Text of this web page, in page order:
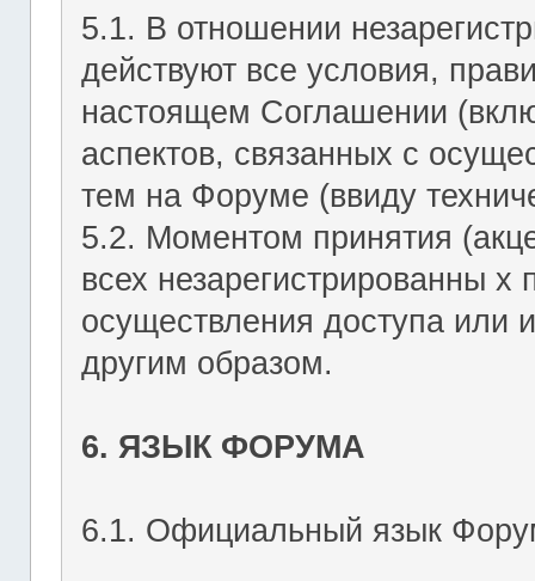
5.1. В отношении
действуют все условия,
настоящем Соглашении
аспектов, связанных с
тем на Форуме (ввиду
5.2. Моментом принятия
всех незарегистрированны х
осуществления доступа
другим образом.
6. ЯЗЫК ФОРУМА
6.1. Официальный язык